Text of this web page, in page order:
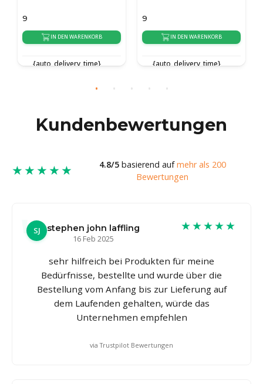
9
IN DEN WARENKORB
{auto_delivery_time}
9
IN DEN WARENKORB
{auto_delivery_time}
Kundenbewertungen
★★★★★ 4.8/5basierend aufmehr als 200
Bewertungen
SJ
stephen john laffling
16 Feb 2025
★★★★★
sehr hilfreich bei Produkten für meine
Bedürfnisse, bestellte und wurde über die
Bestellung vom Anfang bis zur Lieferung auf
dem Laufenden gehalten, würde das
Unternehmen empfehlen
via Trustpilot Bewertungen